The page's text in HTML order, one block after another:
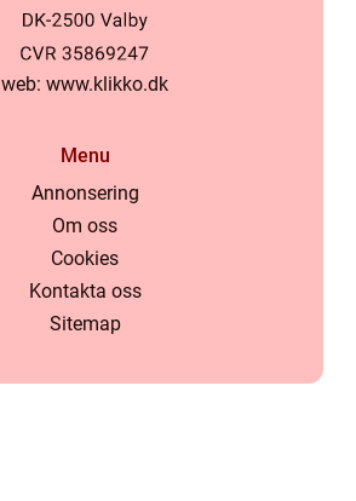
web: www.klikko.dk
Menu
Annonsering
Om oss
Cookies
Kontakta oss
Sitemap